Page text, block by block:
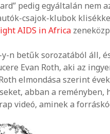
pedig egyáltalán nem
csajok-klubok
AIDS in Africa
n betűk sorozatából áll,
Evan Roth, aki az
elmondása szerint
abban a reményben,
videó, aminek a